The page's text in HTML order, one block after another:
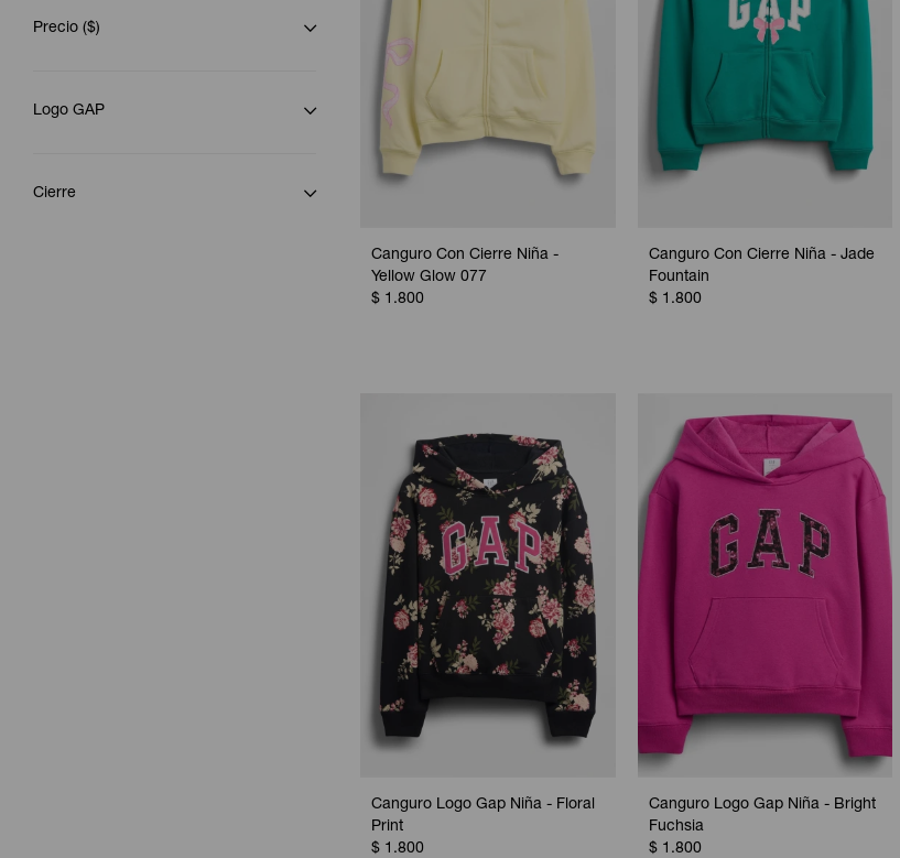
Canguro Con Cierre Niña -
Yellow Glow 077
$ 1.800
Canguro Con Cierre Niña - Jade
Fountain
$ 1.800
Canguro Logo Gap Niña - Floral
Print
$ 1.800
Canguro Logo Gap Niña - Bright
Fuchsia
$ 1.800
Precio ($)
Logo GAP
Cierre